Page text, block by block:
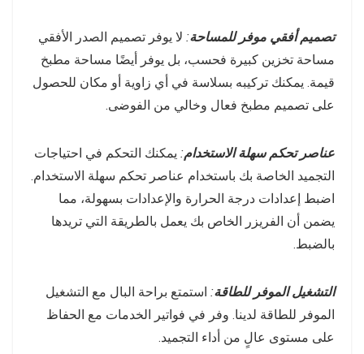
تصميم أفقي موفر للمساحة: لا يوفر تصميم الصدر الأفقي
مساحة تخزين كبيرة فحسب، بل يوفر أيضًا مساحة مطبخ
قيمة. يمكنك تركيبه بسلاسة في أي زاوية أو مكان للحصول
على تصميم مطبخ فعال وخالي من الفوضى.
عناصر تحكم سهلة الاستخدام: يمكنك التحكم في احتياجات
التجميد الخاصة بك باستخدام عناصر تحكم سهلة الاستخدام.
اضبط إعدادات درجة الحرارة والإعدادات بسهولة، مما
يضمن أن الفريزر الخاص بك يعمل بالطريقة التي تريدها
بالضبط.
التشغيل الموفر للطاقة: استمتع براحة البال مع التشغيل
الموفر للطاقة لدينا. وفر في فواتير الخدمات مع الحفاظ
على مستوى عالٍ من أداء التجميد.